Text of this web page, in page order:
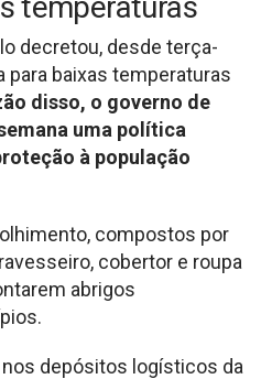
decretou, desde terça-
para baixas temperaturas
disso, o governo de
uma política
à população
compostos por
cobertor e roupa
abrigos
depósitos logísticos da